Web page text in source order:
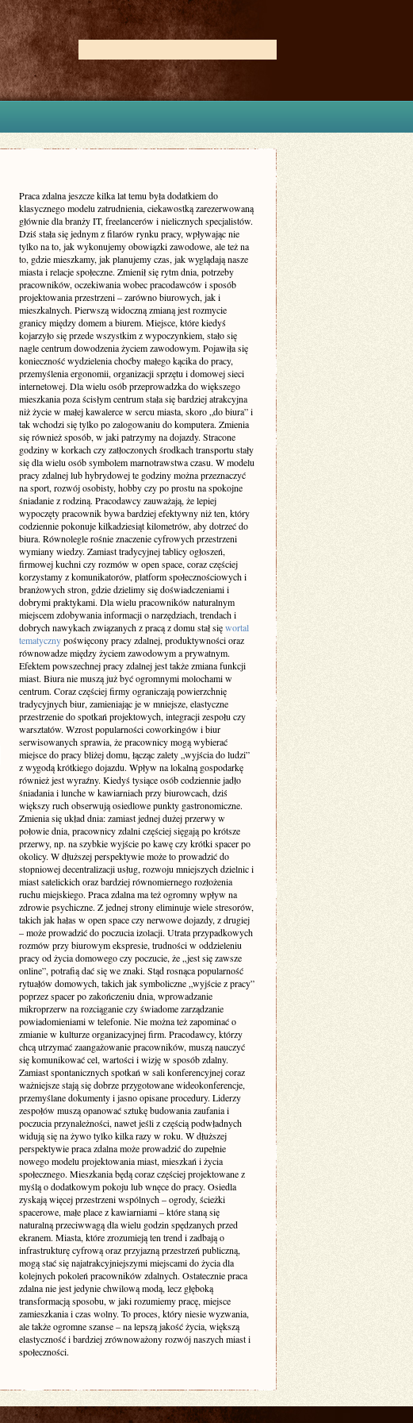
Praca zdalna jeszcze kilka lat temu była dodatkiem do
klasycznego modelu zatrudnienia, ciekawostką zarezerwowaną
głównie dla branży IT, freelancerów i nielicznych specjalistów.
Dziś stała się jednym z filarów rynku pracy, wpływając nie
tylko na to, jak wykonujemy obowiązki zawodowe, ale też na
to, gdzie mieszkamy, jak planujemy czas, jak wyglądają nasze
miasta i relacje społeczne. Zmienił się rytm dnia, potrzeby
pracowników, oczekiwania wobec pracodawców i sposób
projektowania przestrzeni – zarówno biurowych, jak i
mieszkalnych. Pierwszą widoczną zmianą jest rozmycie
granicy między domem a biurem. Miejsce, które kiedyś
kojarzyło się przede wszystkim z wypoczynkiem, stało się
nagle centrum dowodzenia życiem zawodowym. Pojawiła się
konieczność wydzielenia choćby małego kącika do pracy,
przemyślenia ergonomii, organizacji sprzętu i domowej sieci
internetowej. Dla wielu osób przeprowadzka do większego
mieszkania poza ścisłym centrum stała się bardziej atrakcyjna
niż życie w małej kawalerce w sercu miasta, skoro „do biura” i
tak wchodzi się tylko po zalogowaniu do komputera. Zmienia
się również sposób, w jaki patrzymy na dojazdy. Stracone
godziny w korkach czy zatłoczonych środkach transportu stały
się dla wielu osób symbolem marnotrawstwa czasu. W modelu
pracy zdalnej lub hybrydowej te godziny można przeznaczyć
na sport, rozwój osobisty, hobby czy po prostu na spokojne
śniadanie z rodziną. Pracodawcy zauważają, że lepiej
wypoczęty pracownik bywa bardziej efektywny niż ten, który
codziennie pokonuje kilkadziesiąt kilometrów, aby dotrzeć do
biura. Równolegle rośnie znaczenie cyfrowych przestrzeni
wymiany wiedzy. Zamiast tradycyjnej tablicy ogłoszeń,
firmowej kuchni czy rozmów w open space, coraz częściej
korzystamy z komunikatorów, platform społecznościowych i
branżowych stron, gdzie dzielimy się doświadczeniami i
dobrymi praktykami. Dla wielu pracowników naturalnym
miejscem zdobywania informacji o narzędziach, trendach i
dobrych nawykach związanych z pracą z domu stał sięwortal
tematycznypoświęcony pracy zdalnej, produktywności oraz
równowadze między życiem zawodowym a prywatnym.
Efektem powszechnej pracy zdalnej jest także zmiana funkcji
miast. Biura nie muszą już być ogromnymi molochami w
centrum. Coraz częściej firmy ograniczają powierzchnię
tradycyjnych biur, zamieniając je w mniejsze, elastyczne
przestrzenie do spotkań projektowych, integracji zespołu czy
warsztatów. Wzrost popularności coworkingów i biur
serwisowanych sprawia, że pracownicy mogą wybierać
miejsce do pracy bliżej domu, łącząc zalety „wyjścia do ludzi”
z wygodą krótkiego dojazdu. Wpływ na lokalną gospodarkę
również jest wyraźny. Kiedyś tysiące osób codziennie jadło
śniadania i lunche w kawiarniach przy biurowcach, dziś
większy ruch obserwują osiedlowe punkty gastronomiczne.
Zmienia się układ dnia: zamiast jednej dużej przerwy w
połowie dnia, pracownicy zdalni częściej sięgają po krótsze
przerwy, np. na szybkie wyjście po kawę czy krótki spacer po
okolicy. W dłuższej perspektywie może to prowadzić do
stopniowej decentralizacji usług, rozwoju mniejszych dzielnic i
miast satelickich oraz bardziej równomiernego rozłożenia
ruchu miejskiego. Praca zdalna ma też ogromny wpływ na
zdrowie psychiczne. Z jednej strony eliminuje wiele stresorów,
takich jak hałas w open space czy nerwowe dojazdy, z drugiej
– może prowadzić do poczucia izolacji. Utrata przypadkowych
rozmów przy biurowym ekspresie, trudności w oddzieleniu
pracy od życia domowego czy poczucie, że „jest się zawsze
online”, potrafią dać się we znaki. Stąd rosnąca popularność
rytuałów domowych, takich jak symboliczne „wyjście z pracy”
poprzez spacer po zakończeniu dnia, wprowadzanie
mikroprzerw na rozciąganie czy świadome zarządzanie
powiadomieniami w telefonie. Nie można też zapominać o
zmianie w kulturze organizacyjnej firm. Pracodawcy, którzy
chcą utrzymać zaangażowanie pracowników, muszą nauczyć
się komunikować cel, wartości i wizję w sposób zdalny.
Zamiast spontanicznych spotkań w sali konferencyjnej coraz
ważniejsze stają się dobrze przygotowane wideokonferencje,
przemyślane dokumenty i jasno opisane procedury. Liderzy
zespołów muszą opanować sztukę budowania zaufania i
poczucia przynależności, nawet jeśli z częścią podwładnych
widują się na żywo tylko kilka razy w roku. W dłuższej
perspektywie praca zdalna może prowadzić do zupełnie
nowego modelu projektowania miast, mieszkań i życia
społecznego. Mieszkania będą coraz częściej projektowane z
myślą o dodatkowym pokoju lub wnęce do pracy. Osiedla
zyskają więcej przestrzeni wspólnych – ogrody, ścieżki
spacerowe, małe place z kawiarniami – które staną się
naturalną przeciwwagą dla wielu godzin spędzanych przed
ekranem. Miasta, które zrozumieją ten trend i zadbają o
infrastrukturę cyfrową oraz przyjazną przestrzeń publiczną,
mogą stać się najatrakcyjniejszymi miejscami do życia dla
kolejnych pokoleń pracowników zdalnych. Ostatecznie praca
zdalna nie jest jedynie chwilową modą, lecz głęboką
transformacją sposobu, w jaki rozumiemy pracę, miejsce
zamieszkania i czas wolny. To proces, który niesie wyzwania,
ale także ogromne szanse – na lepszą jakość życia, większą
elastyczność i bardziej zrównoważony rozwój naszych miast i
społeczności.